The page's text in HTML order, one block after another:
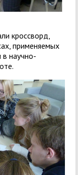
кроссворд,
применяемых
в научно-